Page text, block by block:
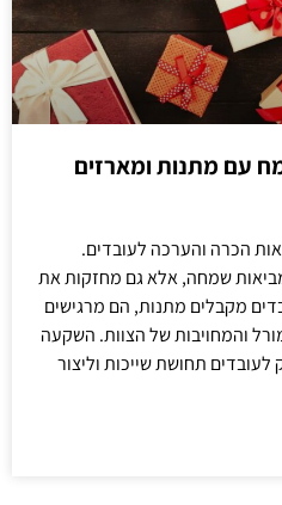
עם מתנות ומארזים
הכרה והערכה לעובדים.
שמחה, אלא גם מחזקות את
מקבלים מתנות, הם מרגישים
והמחויבות של הצוות. השקעה
לעובדים תחושת שייכות וליצור